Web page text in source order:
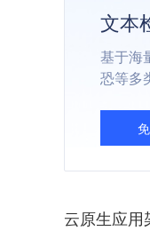
文本
基于海
恐等多
云原生应